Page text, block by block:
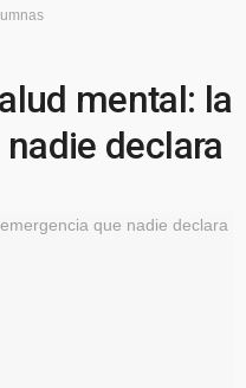
mental: la
declara